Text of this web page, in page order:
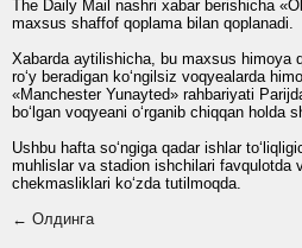
The Daily Mail nashri xabar berishicha
maxsus shaffof qoplama bilan qoplanadi.
Xabarda aytilishicha, bu maxsus himoya
ro‘y beradigan ko‘ngilsiz voqyealarda
«Manchester Yunayted» rahbariyati
bo‘lgan voqyeani o‘rganib chiqqan holda
Ushbu hafta so‘ngiga qadar ishlar
muhlislar va stadion ishchilari favqulotda
chekmasliklari ko‘zda tutilmoqda.
← Олдинга